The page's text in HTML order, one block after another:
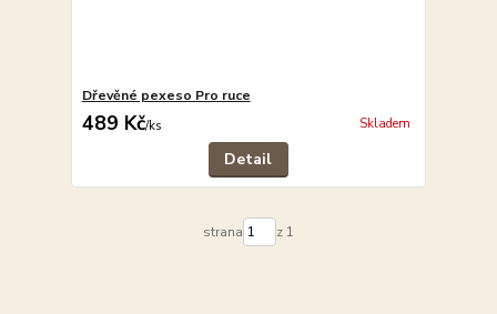
Dřevěné pexeso Pro ruce
489 Kč/ks Skladem
Detail
strana z 1